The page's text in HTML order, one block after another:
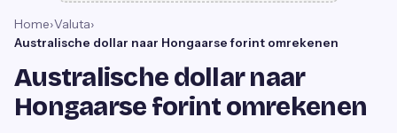
Home›Valuta›
Australische dollar naar Hongaarse forint omrekenen
Australische dollar naar
Hongaarse forint omrekenen